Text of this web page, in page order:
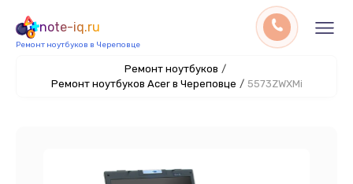
note-iq.ru
Ремонт ноутбуков в Череповце
Ремонт ноутбуков /
Ремонт ноутбуков Acer в Череповце / 5573ZWXMi